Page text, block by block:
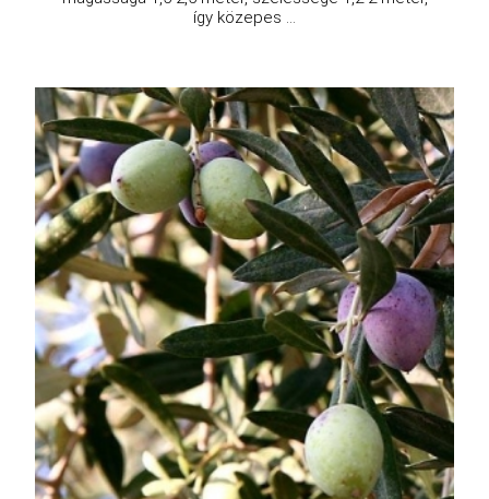
így közepes ...